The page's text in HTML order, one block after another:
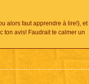
alors faut apprendre à lire!), et
ton avis! Faudrait te calmer un